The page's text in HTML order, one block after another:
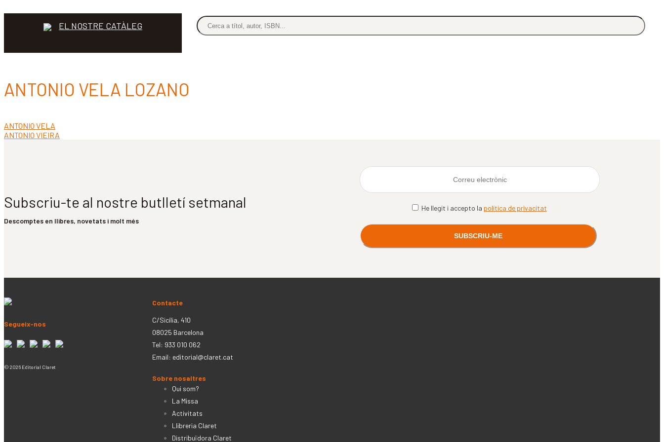
EL NOSTRE CATÀLEG
ANTONIO VELA LOZANO
Navegació
d'entrades
Entrada
anterior:
ANTONIO VELA
Pròxima
ANTONIO VIEIRA
Subscriu-te al nostre butlletí setmanal
Descomptes en llibres, novetats i molt més
He llegit i accepto la política de privacitat
Segueix-nos
© 2026 Editorial Claret
Contacte
C/Sicília, 410
08025 Barcelona
Tel: 933 010 062
Email: editorial@claret.cat
Sobre nosaltres
Qui som?
La Missa
Activitats
Llibreria Claret
Distribuïdora Claret